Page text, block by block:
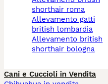
shorthair roma
allevamento gatti
british lombardia
allevamento british
shorthair bologna
Cani e Cuccioli in Vendita